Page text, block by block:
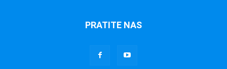
PRATITE NAS